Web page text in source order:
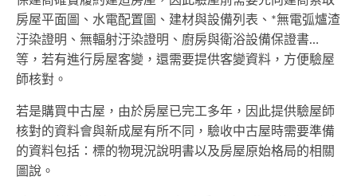
房屋平面圖、水電配置圖、建材與設備列表、*無電弧爐渣
汙染證明、無輻射汙染證明、廚房與衛浴設備保證書…
等，若有進行房屋客變，還需要提供客變資料，方便驗屋
師核對。
若是購買中古屋，由於房屋已完工多年，因此提供驗屋師
核對的資料會與新成屋有所不同，驗收中古屋時需要準備
的資料包括：標的物現況說明書以及房屋原始格局的相關
圖說。